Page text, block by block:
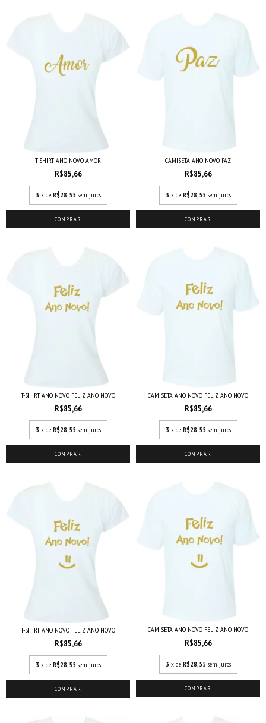
T-SHIRT ANO NOVO AMOR
R$85,66
3 x de R$28,55 sem juros
COMPRAR
CAMISETA ANO NOVO PAZ
R$85,66
3 x de R$28,55 sem juros
COMPRAR
T-SHIRT ANO NOVO FELIZ ANO NOVO
R$85,66
3 x de R$28,55 sem juros
COMPRAR
CAMISETA ANO NOVO FELIZ ANO NOVO
R$85,66
3 x de R$28,55 sem juros
COMPRAR
T-SHIRT ANO NOVO FELIZ ANO NOVO
R$85,66
3 x de R$28,55 sem juros
COMPRAR
CAMISETA ANO NOVO FELIZ ANO NOVO
R$85,66
3 x de R$28,55 sem juros
COMPRAR